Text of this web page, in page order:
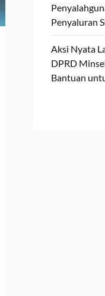
Penyaluran
Aksi Nyata
DPRD
Bantuan